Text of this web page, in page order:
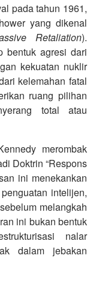
pada tahun 1961,
yang dikenal
Retaliation).
bentuk agresi dari
kekuatan nuklir
kelemahan fatal
ruang pilihan
total atau
merombak
Doktrin “Respons
ini menekankan
intelijen,
melangkah
ini bukan bentuk
nalar
dalam jebakan